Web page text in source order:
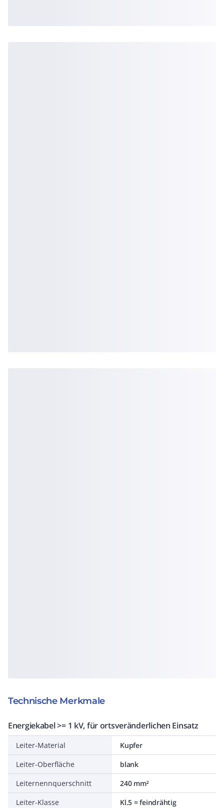
Technische Merkmale
Energiekabel >= 1 kV, für ortsveränderlichen Einsatz
Leiter-Material
Kupfer
Leiter-Oberfläche
blank
Leiternennquerschnitt
240 mm²
Leiter-Klasse
Kl.5 = feindrähtig